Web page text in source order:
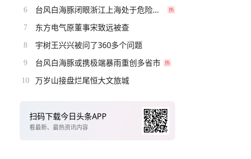
6 台风白海豚闭眼浙江上海处于危险半圆
7 东方电气原董事宋致远被查
8 宇树王兴兴被问了360多个问题
9 台风白海豚或携极端暴雨重创多省市
10 万岁山接盘烂尾恒大文旅城
扫码下载今日头条APP
看最新、最热资讯内容